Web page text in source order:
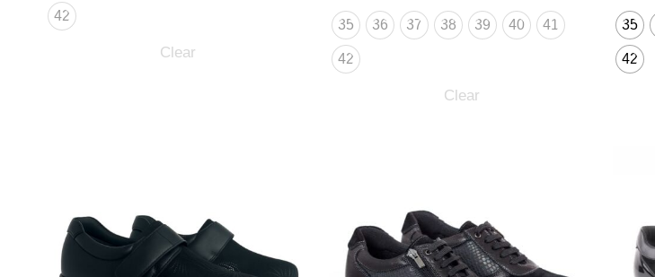
42
Clear
35 36 37 38 39 40 41
42
Clear
35
42